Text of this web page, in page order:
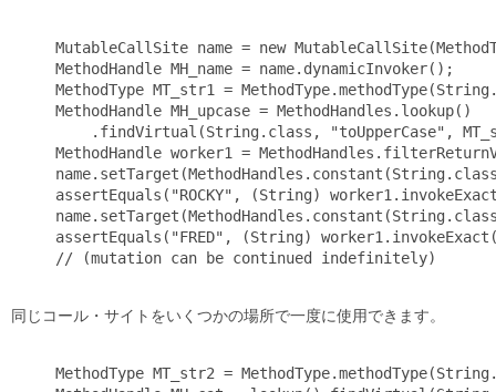
MutableCallSite name = new
MethodHandle MH_name = name.dynamicInvoker();
MethodType MT_str1 =
MethodHandle MH_upcase = MethodHandles.lookup()
.findVirtual(String.class, "toUpperCase",
MethodHandle worker1 =
assertEquals("ROCKY", (String)
assertEquals("FRED", (String)
// (mutation can be continued indefinitely)
同じコール・サイトをいくつかの場所で一度に使用できます。
MethodType MT_str2 =